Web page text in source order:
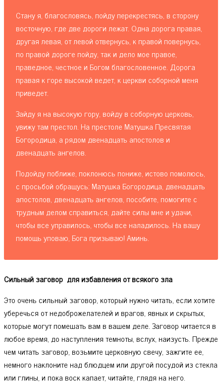
Стану я, благословясь, пойду перекрестясь, в сторону
восточную, где две дороги лежат. Одна дорога правая,
другая левая, от левой отвернусь, к правой повернусь,
по правой дороге пойду, так и дело мое правое,
праведное, честное и Богом благословенное. Дорога
правая к горе высокой ведет, к церкви соборной меня
приведет.
Зайду я на высокую гору, войду в соборную церковь,
увижу там престол. На престоле Матушка Пресвятая
Богородица, а рядом двенадцать апостолов и
двенадцать ангелов.
Подойду поближе, поклонюсь пониже, истово помолюсь,
с просьбой обращусь: Матушка Богородица, двенадцать
апостолов, двенадцать ангелов, пособите, помогите с
трудным делом справиться, дайте силы мне и удачи,
чтобы все управилось, чтобы все наладилось. На вашу
помощь уповаю, Бога призываю! Аминь.
Сильный заговор для избавления от всякого зла
Это очень сильный заговор, который нужно читать, если хотите
уберечься от недоброжелателей и врагов, явных и скрытых,
которые могут помешать вам в вашем деле. Заговор читается в
любое время, до наступления темноты, вслух, наизусть. Прежде
чем читать заговор, возьмите церковную свечу, зажгите ее,
немного наклоните над блюдцем или другой посудой из стекла
или глины, и пока воск капает, читайте, глядя на него.